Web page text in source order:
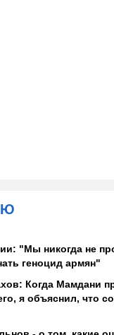
"Мы никогда не
геноцид армян"
Когда Мамдани
я объяснил, что